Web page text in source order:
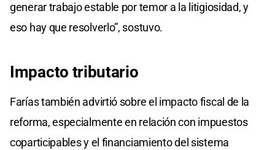
generar trabajo estable por temor a la litigiosidad, y
eso hay que resolverlo”, sostuvo.
Impacto tributario
Farías también advirtió sobre el impacto fiscal de la
reforma, especialmente en relación con impuestos
coparticipables y el financiamiento del sistema